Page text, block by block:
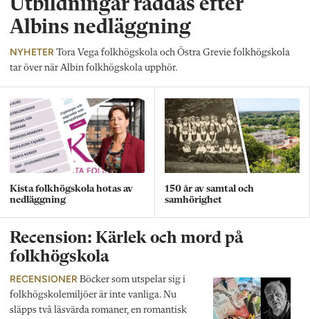
Utbildningar räddas efter
Albins nedläggning
NYHETER Tora Vega folkhögskola och Östra Grevie folkhögskola
tar över när Albin folkhögskola upphör.
Kista folkhögskola hotas av
nedläggning
150 år av samtal och
samhörighet
Recension: Kärlek och mord på
folkhögskola
RECENSIONER Böcker som utspelar sig i
folkhögskolemiljöer är inte vanliga. Nu
släpps två läsvärda romaner, en romantisk